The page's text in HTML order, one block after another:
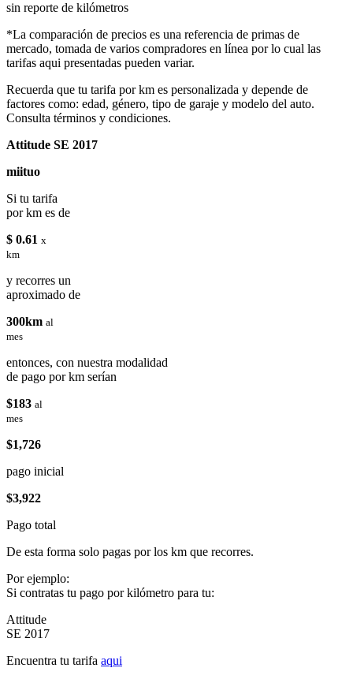
sin reporte de kilómetros
*La comparación de precios es una referencia de primas de
mercado, tomada de varios compradores en línea por lo cual las
tarifas aqui presentadas pueden variar.
Recuerda que tu tarifa por km es personalizada y depende de
factores como: edad, género, tipo de garaje y modelo del auto.
Consulta términos y condiciones.
Attitude SE 2017
miituo
Si tu tarifa
por km es de
$ 0.61 x
km
y recorres un
aproximado de
300km al
mes
entonces, con nuestra modalidad
de pago por km serían
$183 al
mes
$1,726
pago inicial
$3,922
Pago total
De esta forma solo pagas por los km que recorres.
Por ejemplo:
Si contratas tu pago por kilómetro para tu:
Attitude
SE 2017
Encuentra tu tarifa aqui